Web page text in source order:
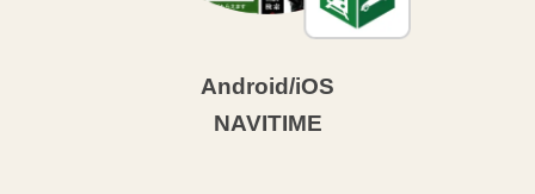
Android/iOS
NAVITIME